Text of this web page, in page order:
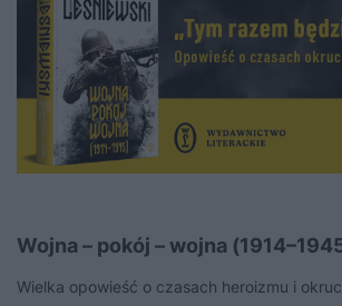
Wojna – pokój – wojna
Wielka opowieść o czasach heroizmu i